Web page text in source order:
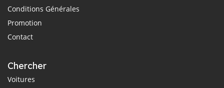
Conditions Générales
Promotion
Contact
Chercher
Voitures